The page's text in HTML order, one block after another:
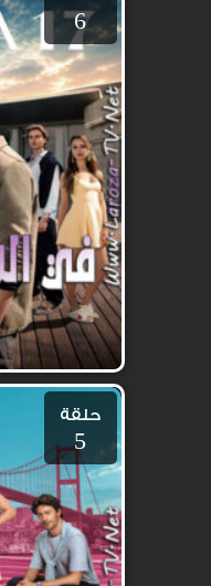
6
حلقة
5